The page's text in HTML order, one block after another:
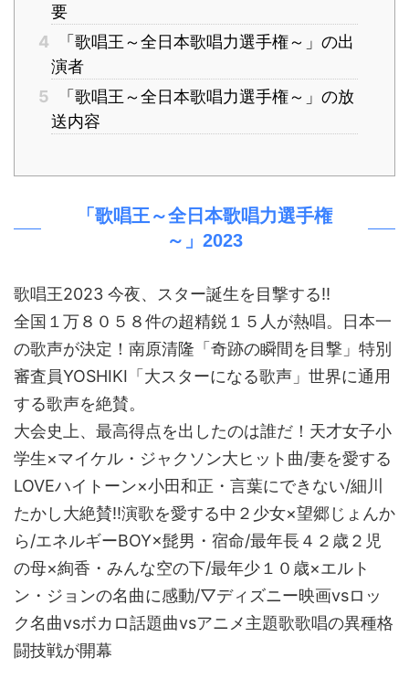
要
4
「歌唱王～全日本歌唱力選手権～」の出
演者
5
「歌唱王～全日本歌唱力選手権～」の放
送内容
「歌唱王～全日本歌唱力選手権
～」2023
歌唱王2023 今夜、スター誕生を目撃する!!
全国１万８０５８件の超精鋭１５人が熱唱。日本一
の歌声が決定！南原清隆「奇跡の瞬間を目撃」特別
審査員YOSHIKI「大スターになる歌声」世界に通用
する歌声を絶賛。
大会史上、最高得点を出したのは誰だ！天才女子小
学生×マイケル・ジャクソン大ヒット曲/妻を愛する
LOVEハイトーン×小田和正・言葉にできない/細川
たかし大絶賛!!演歌を愛する中２少女×望郷じょんか
ら/エネルギーBOY×髭男・宿命/最年長４２歳２児
の母×絢香・みんな空の下/最年少１０歳×エルト
ン・ジョンの名曲に感動/▽ディズニー映画vsロッ
ク名曲vsボカロ話題曲vsアニメ主題歌歌唱の異種格
闘技戦が開幕